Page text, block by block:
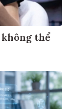
không thể